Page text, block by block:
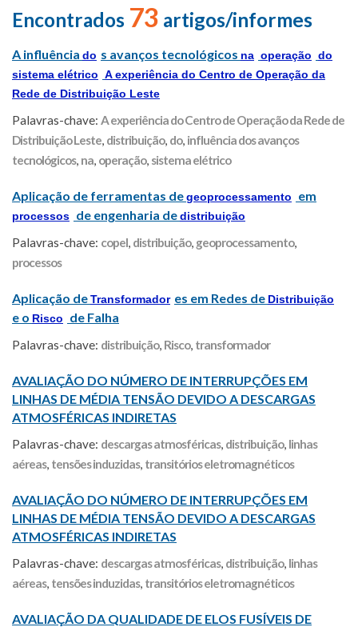
Encontrados 73 artigos/informes
A influência do s avanços tecnológicos na operação do
sistema elétrico A experiência do Centro de Operação da
Rede de Distribuição Leste
Palavras-chave: A experiência do Centro de Operação da Rede de
Distribuição Leste, distribuição, do, influência dos avanços
tecnológicos, na, operação, sistema elétrico
Aplicação de ferramentas degeoprocessamento em
processos de engenharia dedistribuição
Palavras-chave: copel, distribuição, geoprocessamento,
processos
Aplicação deTransformador es em Redes de Distribuição
e o Risco de Falha
Palavras-chave: distribuição, Risco, transformador
AVALIAÇÃO DO NÚMERO DE INTERRUPÇÕES EM
LINHAS DE MÉDIA TENSÃO DEVIDO A DESCARGAS
ATMOSFÉRICAS INDIRETAS
Palavras-chave: descargas atmosféricas, distribuição, linhas
aéreas, tensões induzidas, transitórios eletromagnéticos
AVALIAÇÃO DO NÚMERO DE INTERRUPÇÕES EM
LINHAS DE MÉDIA TENSÃO DEVIDO A DESCARGAS
ATMOSFÉRICAS INDIRETAS
Palavras-chave: descargas atmosféricas, distribuição, linhas
aéreas, tensões induzidas, transitórios eletromagnéticos
AVALIAÇÃO DA QUALIDADE DE ELOS FUSÍVEIS DE